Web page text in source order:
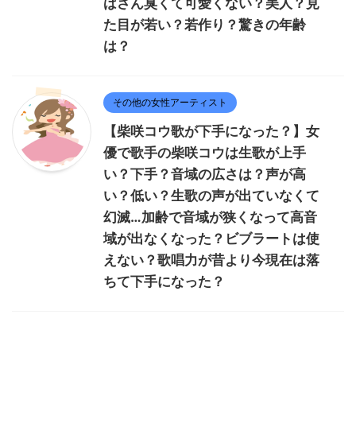
ばさん臭くて可愛くない？美人？見
た目が若い？若作り？驚きの年齢
は？
その他の女性アーティスト
【柴咲コウ歌が下手になった？】女
優で歌手の柴咲コウは生歌が上手
い？下手？音域の広さは？声が高
い？低い？生歌の声が出ていなくて
幻滅…加齢で音域が狭くなって高音
域が出なくなった？ビブラートは使
えない？歌唱力が昔より今現在は落
ちて下手になった？